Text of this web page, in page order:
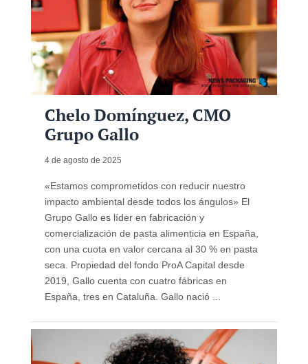
Chelo Domínguez, CMO
Grupo Gallo
4 de agosto de 2025
«Estamos comprometidos con reducir nuestro
impacto ambiental desde todos los ángulos» El
Grupo Gallo es líder en fabricación y
comercialización de pasta alimenticia en España,
con una cuota en valor cercana al 30 % en pasta
seca. Propiedad del fondo ProA Capital desde
2019, Gallo cuenta con cuatro fábricas en
España, tres en Cataluña. Gallo nació ...